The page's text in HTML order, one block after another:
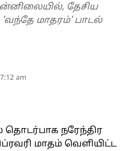
தேசிய
'வந்தே மாதரம்' பாடல்
am
தொடர்பாக நரேந்திர
மாதம் வெளியிட்ட